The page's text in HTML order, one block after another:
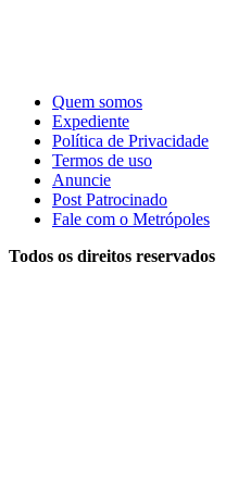
Quem somos
Expediente
Política de Privacidade
Termos de uso
Anuncie
Post Patrocinado
Fale com o Metrópoles
Todos os direitos reservados